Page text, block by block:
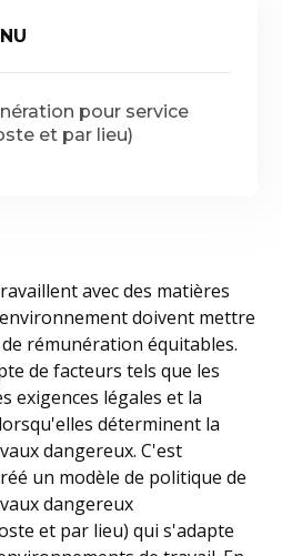
pour service
et par lieu)
avec des matières
doivent mettre
rémunération équitables.
de facteurs tels que les
exigences légales et la
déterminent la
dangereux. C'est
un modèle de politique de
dangereux
et par lieu) qui s'adapte